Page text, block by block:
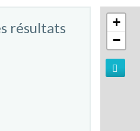
résultats
+
−